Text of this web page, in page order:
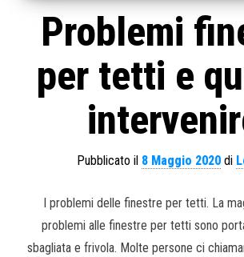
Problemi
per tetti e
Pubblicato il 8 Maggio 2020 di
I problemi delle finestre per tetti. La
problemi alle finestre per tetti sono
sbagliata e frivola. Molte persone ci